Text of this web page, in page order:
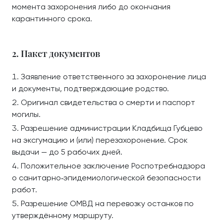
момента захоронения либо до окончания
карантинного срока.
2. Пакет документов
Заявление ответственного за захоронение лица
и документы, подтверждающие родство.
Оригинал свидетельства о смерти и паспорт
могилы.
Разрешение администрации Кладбища Губцево
на эксгумацию и (или) перезахоронение. Срок
выдачи — до 5 рабочих дней.
Положительное заключение Роспотребнадзора
о санитарно‑эпидемиологической безопасности
работ.
Разрешение ОМВД на перевозку останков по
утверждённому маршруту.